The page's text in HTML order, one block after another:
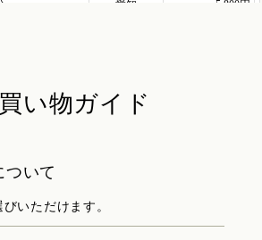
い物ガイド
ついて
いただけます。